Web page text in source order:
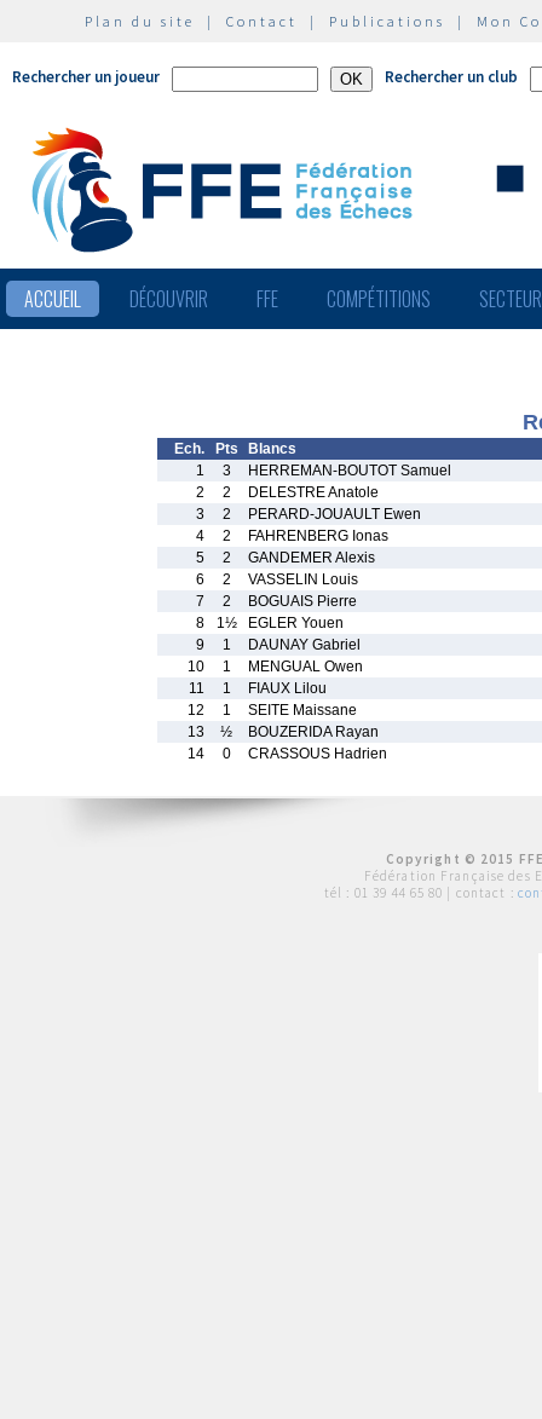
Plan du site | Contact | Publications | Mon
Rechercher un joueur Rechercher un club
ACCUEIL DÉCOUVRIR FFE COMPÉTITIONS
Ech. Pts
Blancs
1
3
HERREMAN-BOUTOT Samuel
2
2
DELESTRE Anatole
3
2
PERARD-JOUAULT Ewen
4
2
FAHRENBERG Ionas
5
2
GANDEMER Alexis
6
2
VASSELIN Louis
7
2
BOGUAIS Pierre
8
1½
EGLER Youen
9
1
DAUNAY Gabriel
10
1
MENGUAL Owen
11
1
FIAUX Lilou
12
1
SEITE Maissane
13
½
BOUZERIDA Rayan
14
0 CRASSOUS Hadrien
Copyright © 2015
Fédération Française des
tél : 01 39 44 65 80 | contact :